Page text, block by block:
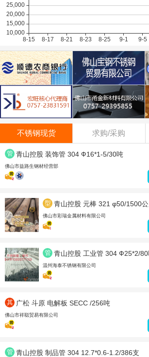
不锈钢现货 求购/采购
管
材
青山控股 装饰管 304 Ф16*1-5/30吨
佛山市益路生钢材经营部
型
材
青山控股 元棒 321 φ50/1500
佛山市彩瑞金属材料有限公司
管
材
青山控股 工业管 304 Ф25*2/
温州海泰不锈钢有限公司
其
他
广松 斗原 电解板 SECC /256吨
佛山市祥聪贸易有限公司
管 青山控股 制品管 304 12.7*0.6-1.2/386支